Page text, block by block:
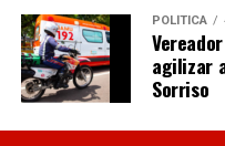
POLÍTICA
agilizar
Sorriso